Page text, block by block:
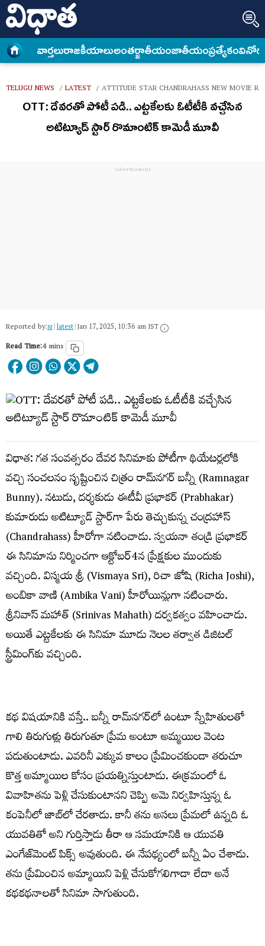
వార్త‌లురాజకీయాలుఅంత‌ర్జాతీయంజాతీయంప్రత్యేకం
TELUGU NEWS / LATEST / ATTITUDE STAR CHANDRAHASS NEW MOVIE
OTT: దేవ‌ర‌తో పోటీ ప‌డి.. ఎట్ట‌కేల‌కు ఓటీటీకి వ‌చ్చేసిన‌
అటిట్యూడ్ స్టార్ రొమాంటిక్ కామెడీ మూవీ
Reported by:sr|latest|Jan 17, 2025, 10:36 am IST
Read Time:4 mins
విధాత‌: గ‌త సంవ‌త్సరం దేవ‌ర సినిమాకు పోటీగా థియేట‌ర్ల‌లోకి
వ‌చ్చి సంచ‌ల‌నం సృష్టించిన చిత్రం రామ్‌న‌గ‌ర్ బ‌న్నీ (Ramnagar
Bunny). న‌టుడు, ద‌ర్శ‌కుడు ఈటీవీ ప్ర‌భాక‌ర్ (Prabhakar)
కుమారుడు అటిట్యూడ్ స్టార్‌గా పేరు తెచ్చుకున్న చంద్ర‌హాస్
(Chandrahass) హీరోగా న‌టించాడు. స్వ‌య‌నా తండ్రి ప్ర‌భాక‌ర్
ఈ సినిమాను నిర్మించ‌గా ఆక్టోబ‌ర్‌4న ప్రేక్ష‌కుల ముందుకు
వ‌చ్చింది. విస్మ‌య శ్రీ (Vismaya Sri), రిచా జోషి (Richa Joshi),
అంబికా వాణి (Ambika Vani) హీరోయిన్లుగా న‌టించారు.
శ్రీనివాస్ మ‌హాత్ (Srinivas Mahath) ద‌ర్వ‌క‌త్వం వ‌హించాడు.
అయితే ఎట్ట‌కేల‌కు ఈ సినిమా మూడు నెల‌ల త‌ర్వాత డిజిట‌ల్
స్ట్రీమింగ్‌కు వ‌చ్చింది.
క‌థ విష‌యానికి వ‌స్తే.. బ‌న్నీ రామ్‌న‌గ‌ర్‌లో ఉంటూ స్నేహితుల‌తో
గాలి తిరుగుళ్లు తిరుగుతూ ప్రేమ అంటూ అమ్మ‌యిల వెంట
ప‌డుతుంటాడు. ఎవ‌రినీ ఎక్కువ కాలం ప్రేమించ‌కుండా త‌రుచూ
కొత్త అమ్మాయిల కోసం ప్ర‌య‌త్నిస్తుంటాడు. ఈక్ర‌మంలో ఓ
వివాహిత‌ను పెళ్లి చేసుకుంటాన‌ని చెప్పి అమె నిర్వ‌హిస్తున్న ఓ
కంపెనీలో జాబ్‌లో చేర‌తాడు. కానీ త‌ను అస‌లు ప్రేమలో ఉన్న‌ది ఓ
యువ‌తితో అని గుర్తిస్తాడు తీరా ఆ స‌మ‌యానికి ఆ యువ‌తి
ఎంగేజ్‌మెంట్ పిక్స్ అవుతుంది. ఈ నేప‌థ్యంలో బ‌న్నీ ఏం చేశాడు.
త‌ను ప్రేమించిన అమ్మాయిని పెళ్లి చేసుకోగ‌లిగాడా లేదా అనే
క‌థ‌క‌థ‌నాల‌తో సినిమా సాగుతుంది.